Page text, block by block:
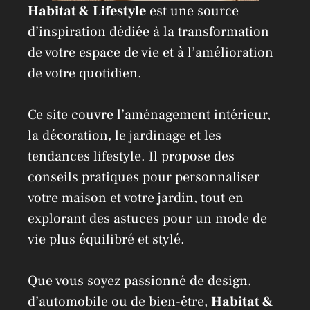
Habitat & Lifestyle est une source
d’inspiration dédiée à la transformation
de votre espace de vie et à l’amélioration
de votre quotidien.
Ce site couvre l’aménagement intérieur,
la décoration, le jardinage et les
tendances lifestyle. Il propose des
conseils pratiques pour personnaliser
votre maison et votre jardin, tout en
explorant des astuces pour un mode de
vie plus équilibré et stylé.
Que vous soyez passionné de design,
d’automobile ou de bien-être, Habitat &